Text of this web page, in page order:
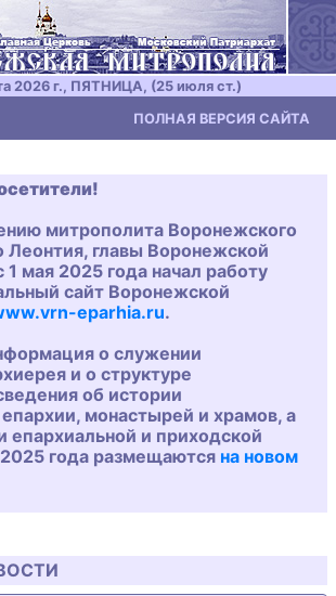
2026 г., ПЯТНИЦА, (25 июля ст.)
ПОЛНАЯ ВЕРСИЯ САЙТА
митрополита Воронежского
Леонтия, главы Воронежской
мая 2025 года начал работу
сайт Воронежской
eparhia.ru.
о служении
и о структуре
об истории
монастырей и храмов, а
епархиальной и приходской
года размещаются на новом